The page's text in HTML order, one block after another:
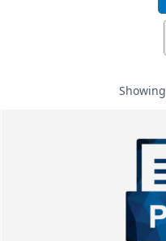
Showing